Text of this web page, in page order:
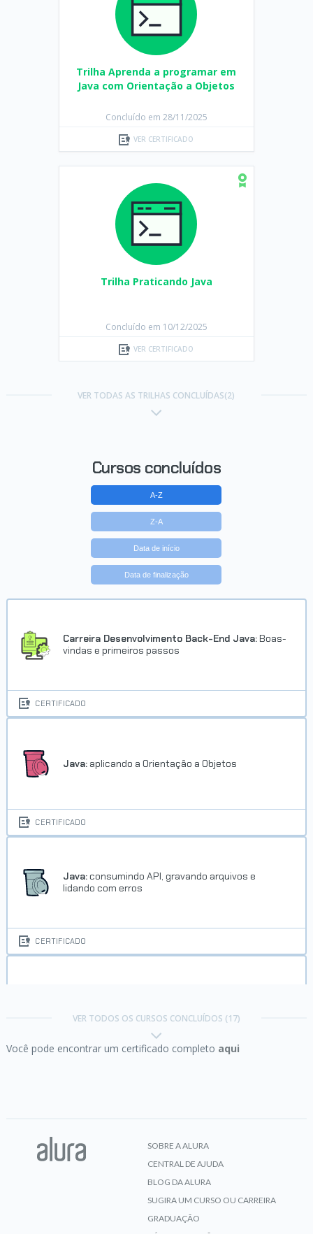
Trilha Aprenda a programar em
Java com Orientação a Objetos
Concluído em 28/11/2025
VER CERTIFICADO
Trilha Praticando Java
Concluído em 10/12/2025
VER CERTIFICADO
VER TODAS AS TRILHAS CONCLUÍDAS(2)
Cursos concluídos
A-Z
Z-A
Data de início
Data de finalização
Carreira Desenvolvimento Back-End Java: Boas-
vindas e primeiros passos
CERTIFICADO
Java: aplicando a Orientação a Objetos
CERTIFICADO
Java: consumindo API, gravando arquivos e
lidando com erros
CERTIFICADO
VER TODOS OS CURSOS CONCLUÍDOS (17)
Você pode encontrar um certificado completo aqui
SOBRE A ALURA
CENTRAL DE AJUDA
BLOG DA ALURA
SUGIRA UM CURSO OU CARREIRA
GRADUAÇÃO